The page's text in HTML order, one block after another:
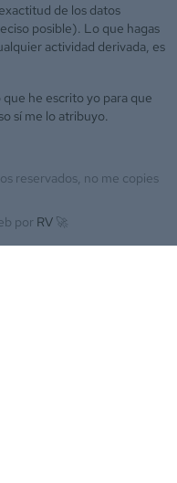
de los datos
posible). Lo que hagas
actividad derivada, es
he escrito yo para que
sí me lo atribuyo.
reservados, no me copies
por RV 🚀